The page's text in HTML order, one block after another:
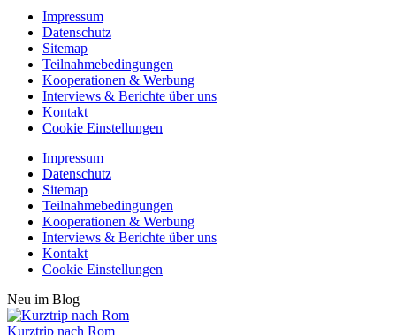
Impressum
Datenschutz
Sitemap
Teilnahmebedingungen
Kooperationen & Werbung
Interviews & Berichte über uns
Kontakt
Cookie Einstellungen
Impressum
Datenschutz
Sitemap
Teilnahmebedingungen
Kooperationen & Werbung
Interviews & Berichte über uns
Kontakt
Cookie Einstellungen
Neu im Blog
Kurztrip nach Rom